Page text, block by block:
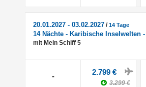
20.01.2027 - 03.02.2027 /14 Tage
14 Nächte - Karibische Inselwelten
mit Mein Schiff 5
- 2.799 €
3.299 €